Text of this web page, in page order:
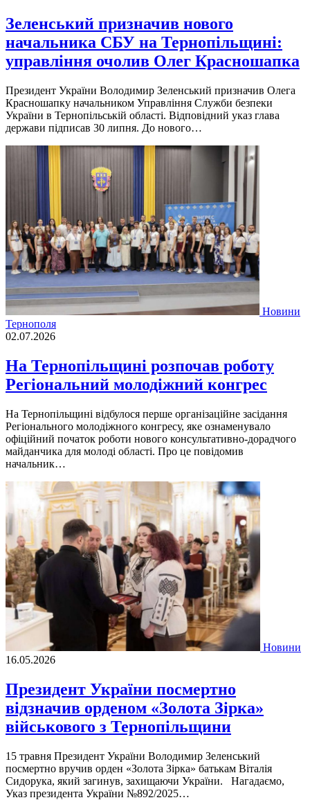
Зеленський призначив нового
начальника СБУ на Тернопільщині:
управління очолив Олег Красношапка
Президент України Володимир Зеленський призначив Олега
Красношапку начальником Управління Служби безпеки
України в Тернопільській області. Відповідний указ глава
держави підписав 30 липня. До нового…
Новини
Тернополя
02.07.2026
На Тернопільщині розпочав роботу
Регіональний молодіжний конгрес
На Тернопільщині відбулося перше організаційне засідання
Регіонального молодіжного конгресу, яке ознаменувало
офіційний початок роботи нового консультативно-дорадчого
майданчика для молоді області. Про це повідомив
начальник…
Новини
16.05.2026
Президент України посмертно
відзначив орденом «Золота Зірка»
військового з Тернопільщини
15 травня Президент України Володимир Зеленський
посмертно вручив орден «Золота Зірка» батькам Віталія
Сидорука, який загинув, захищаючи України. Нагадаємо,
Указ президента України №892/2025…